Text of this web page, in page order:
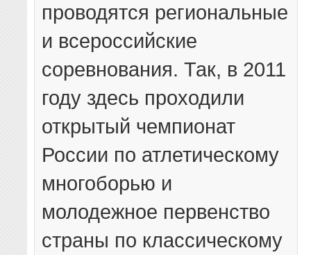
проводятся региональные
и всероссийские
соревнования. Так, в 2011
году здесь проходили
открытый чемпионат
России по атлетическому
многоборью и
молодежное первенство
страны по классическому